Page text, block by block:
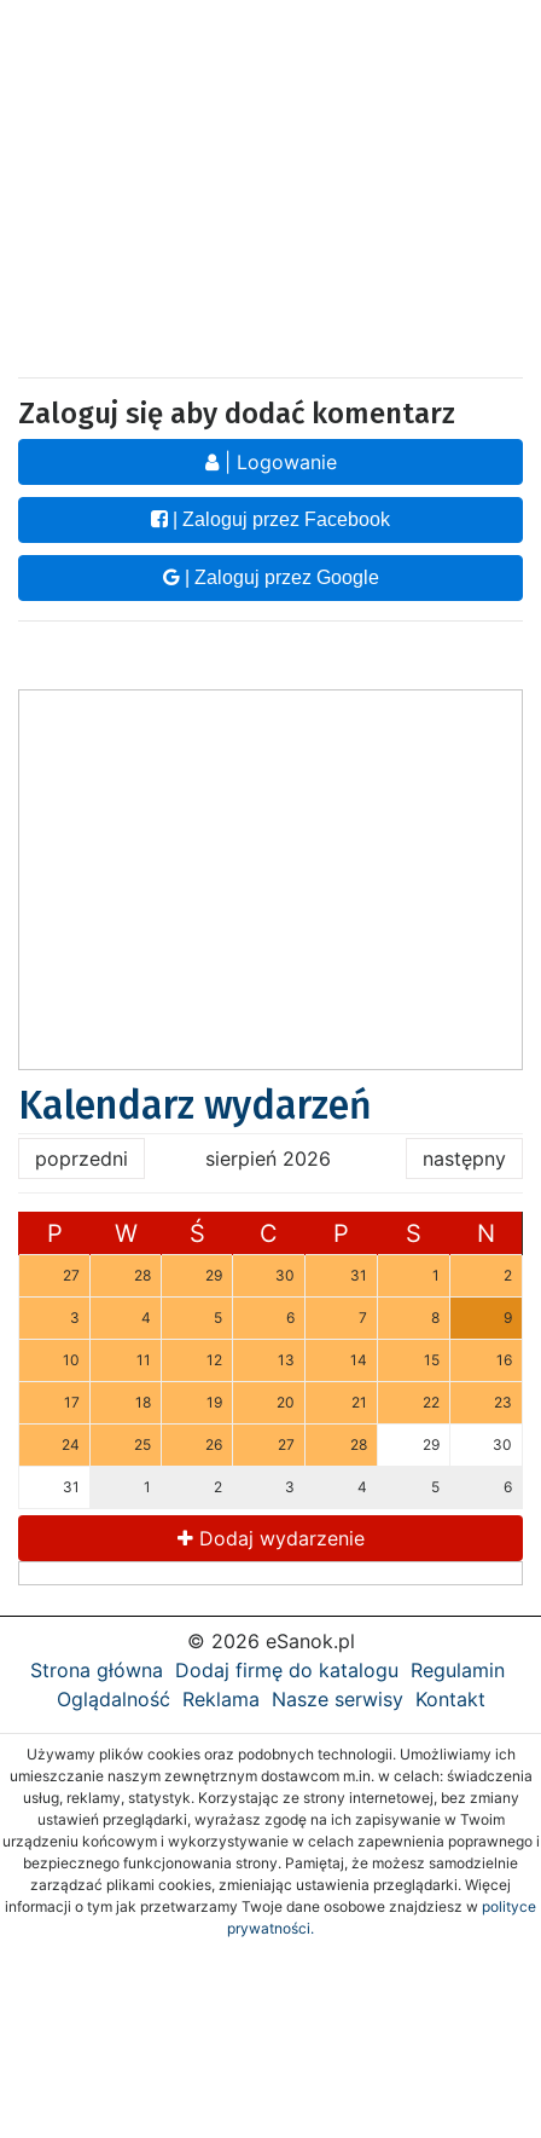
Zaloguj się aby dodać komentarz
| Logowanie
| Zaloguj przez Facebook
| Zaloguj przez Google
Kalendarz wydarzeń
poprzedni sierpień 2026 następny
P W Ś C P S N
27 28 29 30 31 1 2
3 4 5 6 7 8 9
10 11 12 13 14 15 16
17 18 19 20 21 22 23
24 25 26 27 28 29 30
31 1 2 3 4 5 6
Dodaj wydarzenie
© 2026 eSanok.pl
Strona główna Dodaj firmę do katalogu Regulamin
Oglądalność Reklama Nasze serwisy Kontakt
Używamy plików cookies oraz podobnych technologii. Umożliwiamy ich
umieszczanie naszym zewnętrznym dostawcom m.in. w celach: świadczenia
usług, reklamy, statystyk. Korzystając ze strony internetowej, bez zmiany
ustawień przeglądarki, wyrażasz zgodę na ich zapisywanie w Twoim
urządzeniu końcowym i wykorzystywanie w celach zapewnienia poprawnego i
bezpiecznego funkcjonowania strony. Pamiętaj, że możesz samodzielnie
zarządzać plikami cookies, zmieniając ustawienia przeglądarki. Więcej
informacji o tym jak przetwarzamy Twoje dane osobowe znajdziesz w polityce
prywatności.